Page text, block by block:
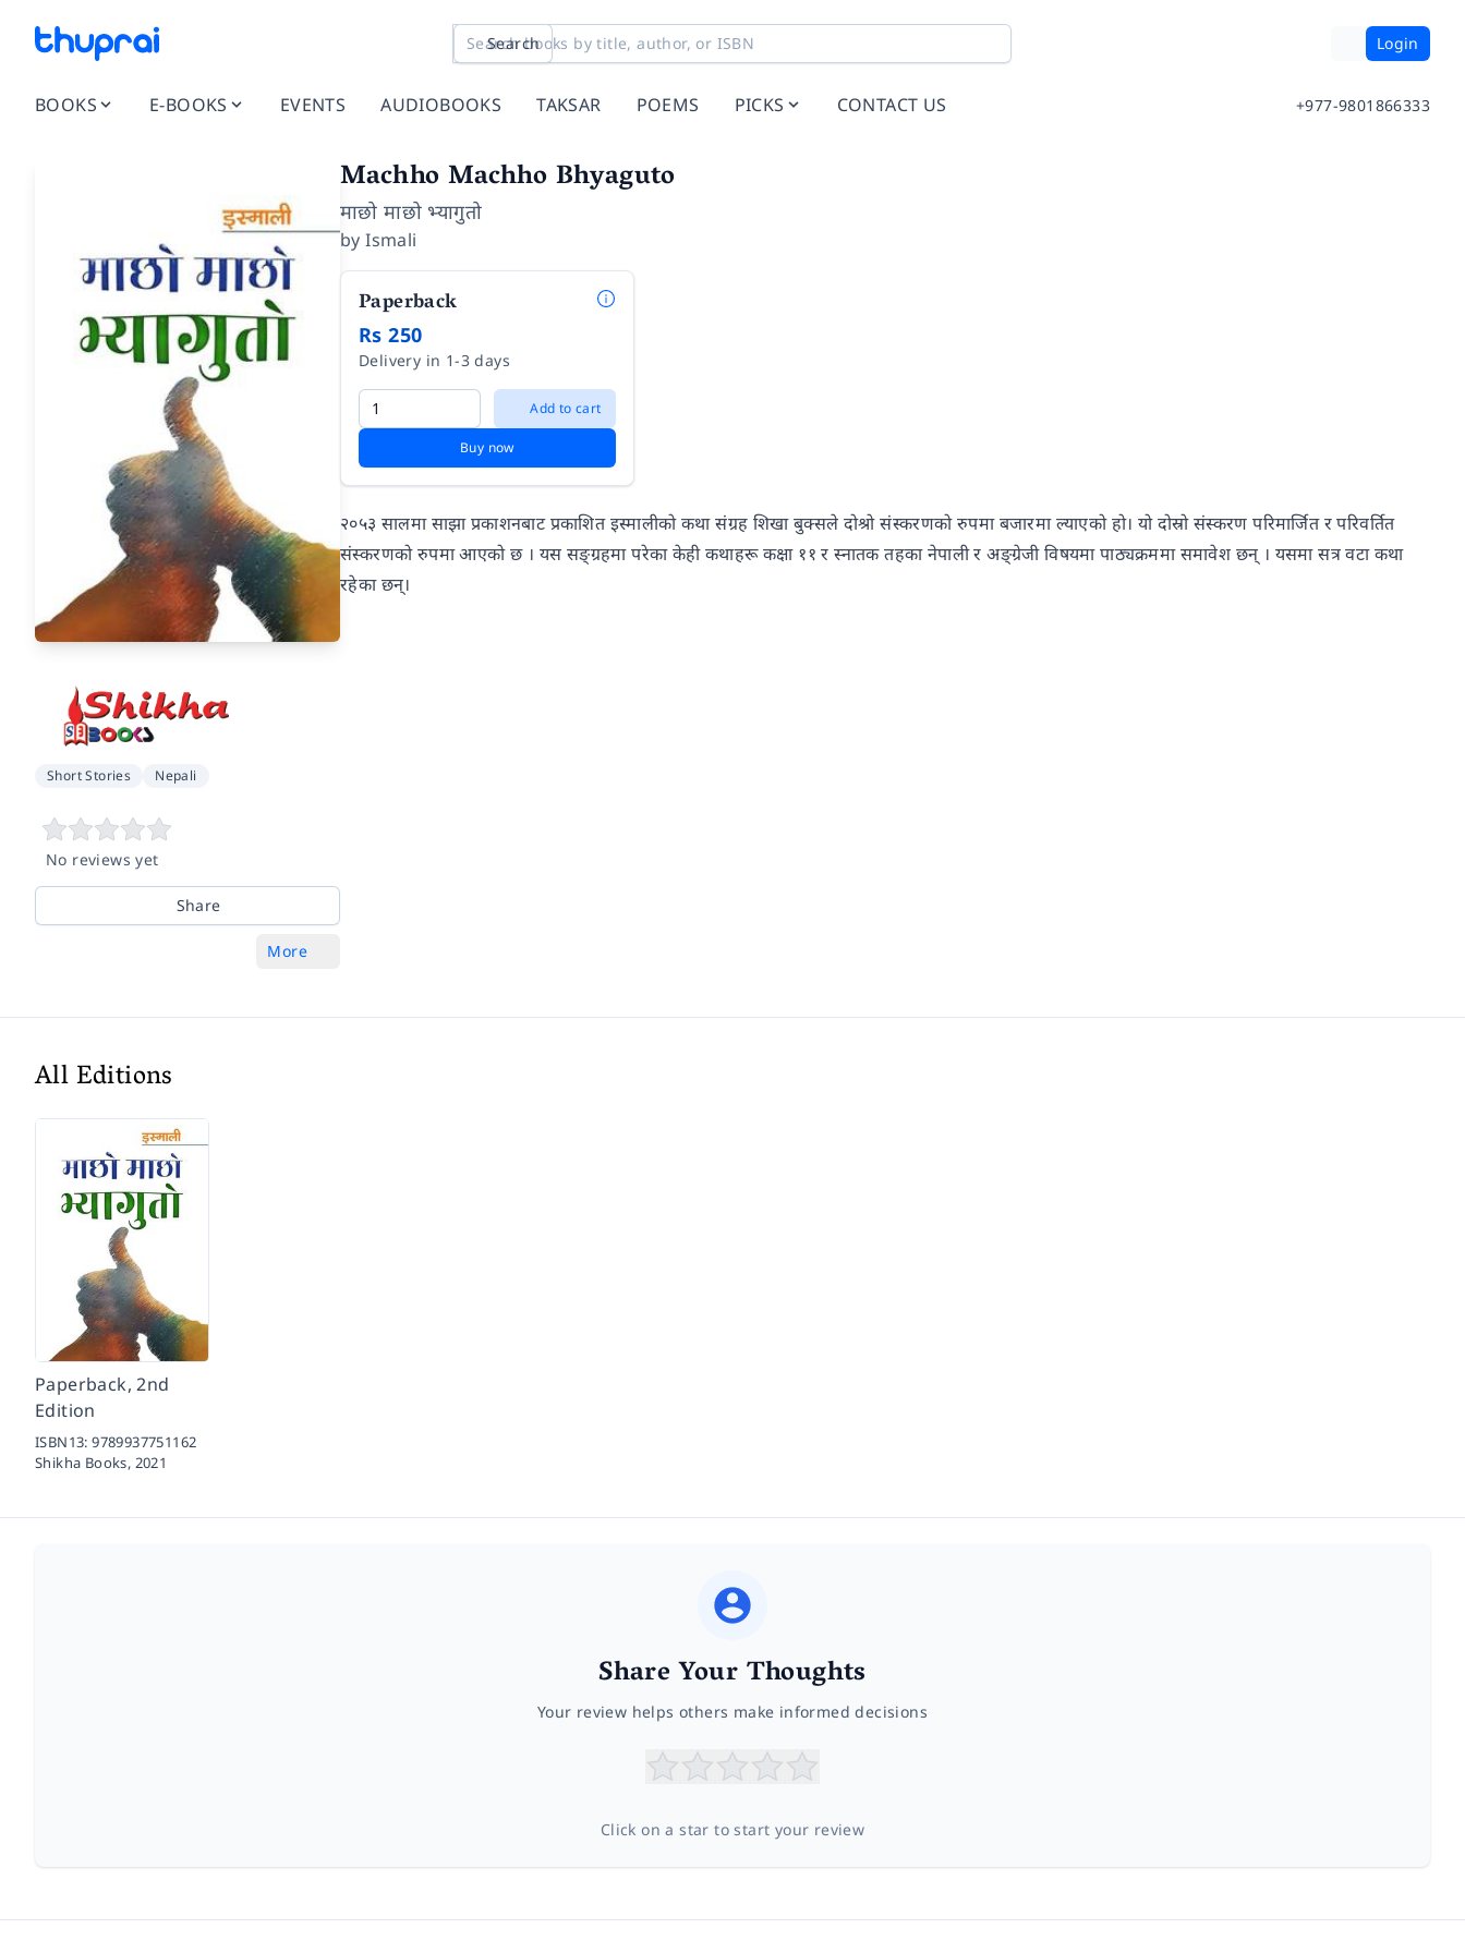
Search Login
BOOKS E-BOOKS EVENTS AUDIOBOOKS TAKSAR POEMS PICKS CONTACT US +977-9801866333
Short Stories Nepali
No reviews yet
Share
More
Machho Machho Bhyaguto
माछो माछो भ्यागुतो
byIsmali
Paperback
Rs 250
Delivery in 1-3 days
Add to cart
Buy now
२०५३ सालमा साझा प्रकाशनबाट प्रकाशित इस्मालीको कथा संग्रह शिखा बुक्सले दोश्रो संस्करणको रुपमा बजारमा ल्याएको हो। यो दोस्रो संस्करण परिमार्जित र परिवर्तित
संस्करणको रुपमा आएको छ । यस सङ्ग्रहमा परेका केही कथाहरू कक्षा ११ र स्नातक तहका नेपाली र अङ्ग्रेजी विषयमा पाठ्यक्रममा समावेश छन् । यसमा सत्र वटा कथा
रहेका छन्।
All Editions
Paperback, 2nd
Edition
ISBN13:9789937751162
Shikha Books, 2021
Share Your Thoughts
Your review helps others make informed decisions
Click on a star to start your review